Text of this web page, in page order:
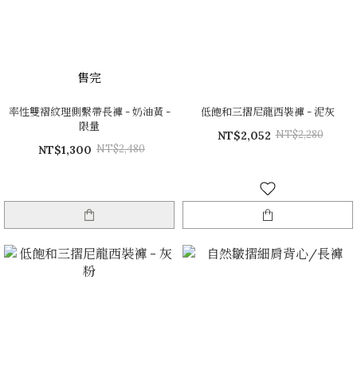
售完
率性雙褶紋理側繫帶長褲 - 奶油黃 -
限量
NT$1,300 NT$2,480
低飽和三摺尼龍西裝褲 - 泥灰
NT$2,052 NT$2,280